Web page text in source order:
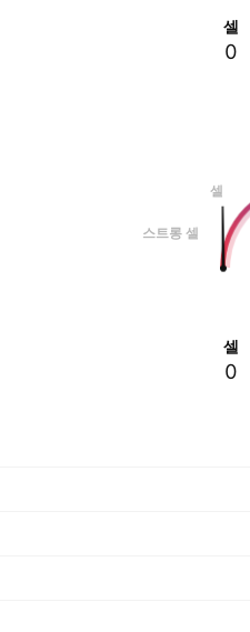
셀
0
셀
스트롱 셀
셀
0